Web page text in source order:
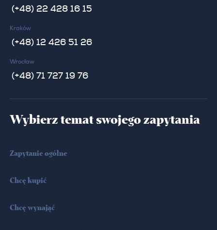
Wybierz temat swojego zapytania
(+48) 22 428 16 15
Kraków
(+48) 12 426 51 26
Wrocław
(+48) 71 727 19 76
Zapytanie ogólne
Chcę kupić
Chcę wynająć